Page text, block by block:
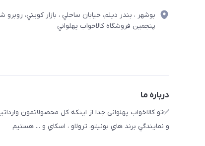
بوشهر ، بندر ديلم، خيابان ساحلي ، بازار كويتي، روبرو
پنجمين فروشگاه كالاخواب پهلواني
درباره ما
✅تو كالاخواب پهلوانى جدا از اينكه كل محصولاتمون
و نمايندگي برند هاي بونيتو، ترولاو ، اسكاي و ... هستيم